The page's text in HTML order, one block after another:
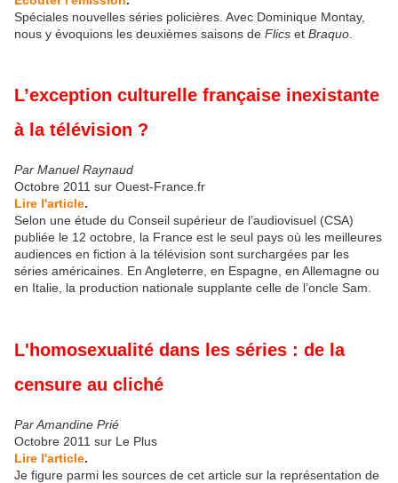
Spéciales nouvelles séries policières. Avec Dominique Montay,
nous y évoquions les deuxièmes saisons de Flics et Braquo
L’exception culturelle française inexistante
à la télévision ?
Par Manuel Raynaud
Octobre 2011 sur Ouest-France.fr
Lire l'article.
Selon une étude du Conseil supérieur de l’audiovisuel (CSA)
publiée le 12 octobre, la France est le seul pays où les meilleures
audiences en fiction à la télévision sont surchargées par les
séries américaines. En Angleterre, en Espagne, en Allemagne ou
en Italie, la production nationale supplante celle de l’oncle Sam.
L'homosexualité dans les séries : de la
censure au cliché
Par Amandine Prié
Octobre 2011 sur Le Plus
Lire l'article.
Je figure parmi les sources de cet article sur la représentation de